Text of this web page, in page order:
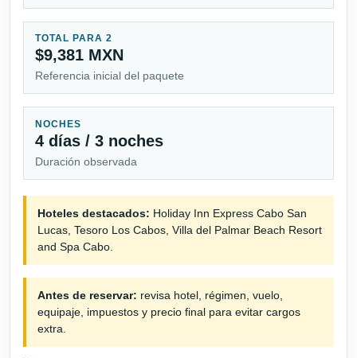
TOTAL PARA 2
$9,381 MXN
Referencia inicial del paquete
NOCHES
4 días / 3 noches
Duración observada
Hoteles destacados: Holiday Inn Express Cabo San
Lucas, Tesoro Los Cabos, Villa del Palmar Beach Resort
and Spa Cabo.
Antes de reservar: revisa hotel, régimen, vuelo,
equipaje, impuestos y precio final para evitar cargos
extra.